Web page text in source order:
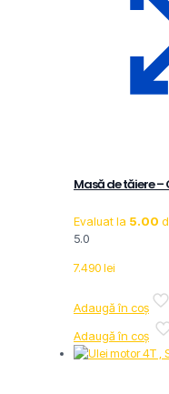
Masă de tăiere –
Evaluat la 5.00
5.0
7.490lei
Adaugă în coș
Adaugă în coș